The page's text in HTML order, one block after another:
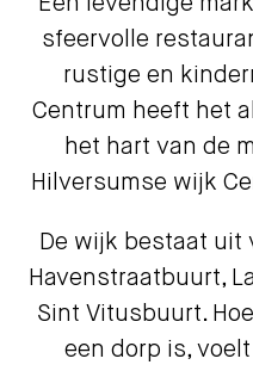
sfeervolle
rustige en
Centrum heeft het
het hart van de
Hilversumse wijk
De wijk bestaat uit
Havenstraatbuurt,
Sint Vitusbuurt.
een dorp is,